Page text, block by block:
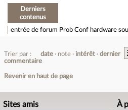
Derniers
contenus
entrée de forum Prob Conf hardware
Trier par : date note intérêt
dernier
commentaire
Revenir en haut de page
Sites amis À